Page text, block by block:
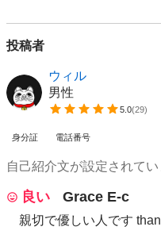
投稿者
ウィル
男性
5.0(29)
身分証 電話番号
自己紹介文が設定されて
良い Grace E-c
親切で優しい人です